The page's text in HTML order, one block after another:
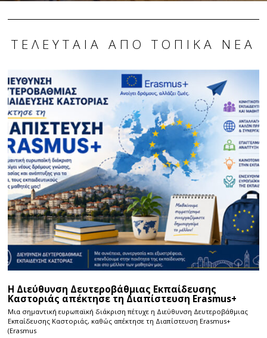
ΤΕΛΕΥΤΑΊΑ ΑΠΌ ΤΟΠΙΚΆ ΝΈΑ
Η Διεύθυνση Δευτεροβάθμιας Εκπαίδευσης
Καστοριάς απέκτησε τη Διαπίστευση Erasmus+
Μια σημαντική ευρωπαϊκή διάκριση πέτυχε η Διεύθυνση Δευτεροβάθμιας
Εκπαίδευσης Καστοριάς, καθώς απέκτησε τη Διαπίστευση Erasmus+
(Erasmus